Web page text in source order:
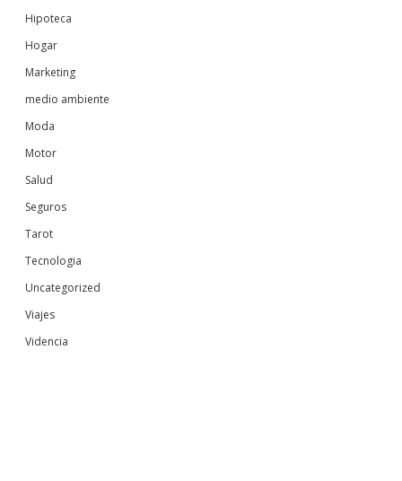
Hipoteca
Hogar
Marketing
medio ambiente
Moda
Motor
Salud
Seguros
Tarot
Tecnologia
Uncategorized
Viajes
Videncia